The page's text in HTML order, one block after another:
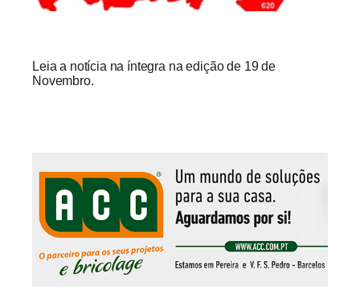
Leia a notícia na íntegra na edição de 19 de
Novembro.